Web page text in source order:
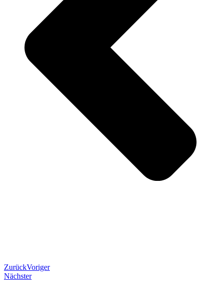
ZurückVoriger
Nächster